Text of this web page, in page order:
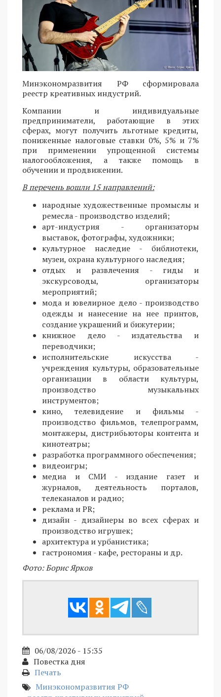
Минэкономразвития РФ сформировала
реестр креативных индустрий.
Компании и индивидуальные
предприниматели, работающие в этих
сферах, могут получить льготные кредиты,
пониженные налоговые ставки 0%, 5% и 7%
при применении упрощенной системы
налогообложения, а также помощь в
обучении и продвижении.
В перечень вошли 15 направлений:
народные художественные промыслы и
ремесла - производство изделий;
арт-индустрия - организаторы
выставок, фотографы, художники;
культурное наследие - библиотеки,
музеи, охрана культурного наследия;
отдых и развлечения - гиды и
экскурсоводы, организаторы
мероприятий;
мода и ювелирное дело - производство
одежды и нанесение на нее принтов,
создание украшений и бижутерии;
книжное дело - издательства и
переводчики;
исполнительские искусства -
учреждения культуры, образовательные
организации в области культуры,
производство музыкальных
инструментов;
кино, телевидение и фильмы -
производство фильмов, телепрограмм,
монтажеры, дистрибьюторы контента и
кинотеатры;
разработка программного обеспечения;
видеоигры;
медиа и СМИ - издание газет и
журналов, деятельность порталов,
телеканалов и радио;
реклама и PR;
дизайн - дизайнеры во всех сферах и
производство игрушек;
архитектура и урбанистика;
гастрономия - кафе, рестораны и др.
Фото: Борис Ярков
06/08/2026 - 15:35
Повестка дня
Печать
Минэкономразвития РФ